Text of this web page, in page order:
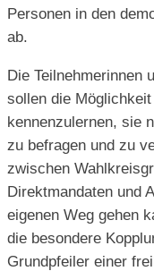
Personen in den
ab.
Die Teilnehmerinnen
sollen die
kennenzulernen, sie
zu befragen und zu
zwischen
Direktmandaten und
eigenen Weg gehen
die besondere
Grundpfeiler einer